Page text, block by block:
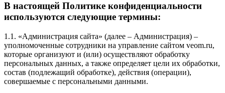
В настоящей Политике конфиденциальности
используются следующие термины:
1.1. «Администрация сайта» (далее – Администрация) –
уполномоченные сотрудники на управление сайтом veom.ru,
которые организуют и (или) осуществляют обработку
персональных данных, а также определяет цели их обработки,
состав (подлежащий обработке), действия (операции),
совершаемые с персональными данными.